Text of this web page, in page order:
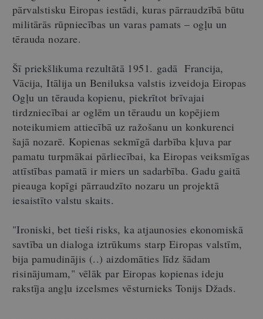
pārvalstisku Eiropas iestādi, kuras pārraudzībā būtu
militārās rūpniecības un varas pamats – ogļu un
tērauda nozare.
Šī priekšlikuma rezultātā 1951. gadā Francija,
Vācija, Itālija un Beniluksa valstis izveidoja Eiropas
Ogļu un tērauda kopienu, piekrītot brīvajai
tirdzniecībai ar oglēm un tēraudu un kopējiem
noteikumiem attiecībā uz ražošanu un konkurenci
šajā nozarē. Kopienas sekmīgā darbība kļuva par
pamatu turpmākai pārliecībai, ka Eiropas veiksmīgas
attīstības pamatā ir miers un sadarbība. Gadu gaitā
pieauga kopīgi pārraudzīto nozaru un projektā
iesaistīto valstu skaits.
"Ironiski, bet tieši risks, ka atjaunosies ekonomiskā
savtība un dialoga iztrūkums starp Eiropas valstīm,
bija pamudinājis (..) aizdomāties līdz šādam
risinājumam," vēlāk par Eiropas kopienas ideju
rakstīja angļu izcelsmes vēsturnieks Tonijs Džads.